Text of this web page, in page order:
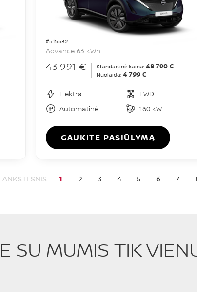
#515532
Advance 63 kWh
43 991 € Standartinė kaina: 48 790 €
Nuolaida: 4 799 €
Elektra
FWD
Automatinė
160 kW
GAUKITE PASIŪLYMĄ
ANKSTESNIS 1 2 3 4 5 6 7
SU MUMIS TIK